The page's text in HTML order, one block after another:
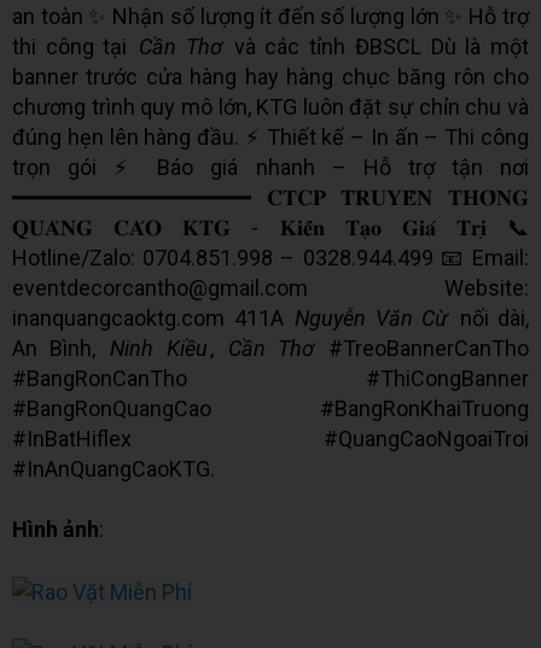
an toàn ✨ Nhận số lượng ít đến số lượng lớn ✨ Hỗ trợ
thi công tại Cần Thơ và các tỉnh ĐBSCL Dù là một
banner trước cửa hàng hay hàng chục băng rôn cho
chương trình quy mô lớn, KTG luôn đặt sự chỉn chu và
đúng hẹn lên hàng đầu. ⚡ Thiết kế – In ấn – Thi công
trọn gói ⚡ Báo giá nhanh – Hỗ trợ tận nơi
━━━━━━━━━━━━━━━━━━ 𝐂𝐓𝐂𝐏 𝐓𝐑𝐔𝐘𝐄̂̀𝐍 𝐓𝐇𝐎̂𝐍𝐆
𝐐𝐔𝐀̉𝐍𝐆 𝐂𝐀́𝐎 𝐊𝐓𝐆 - 𝐊𝐢𝐞̂́𝐧 𝐓𝐚̣𝐨 𝐆𝐢𝐚́ 𝐓𝐫𝐢̣ 📞
Hotline/Zalo: 0704.851.998 – 0328.944.499 📧 Email:
eventdecorcantho@gmail.com Website:
inanquangcaoktg.com 411A Nguyễn Văn Cừ nối dài,
An Bình,
Ninh Kiều, Cần Thơ #TreoBannerCanTho
#BangRonCanTho #ThiCongBanner
#BangRonQuangCao #BangRonKhaiTruong
#InBatHiflex #QuangCaoNgoaiTroi
#InAnQuangCaoKTG.
Hình ảnh: